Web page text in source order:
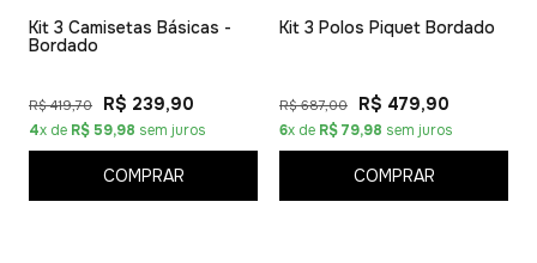
Kit 3 Camisetas Básicas -
Bordado
R$ 419,70 R$ 239,90
4x de R$ 59,98 sem juros
COMPRAR
Kit 3 Polos Piquet Bordado
R$ 687,00 R$ 479,90
6x de R$ 79,98 sem juros
COMPRAR